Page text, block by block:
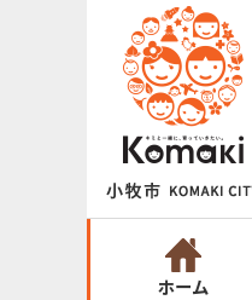
ホーム